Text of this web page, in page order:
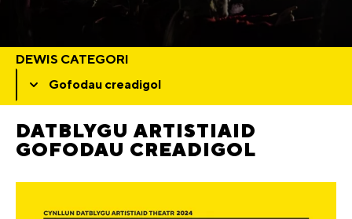
DEWIS CATEGORI
DATBLYGU ARTISTIAID
GOFODAU CREADIGOL